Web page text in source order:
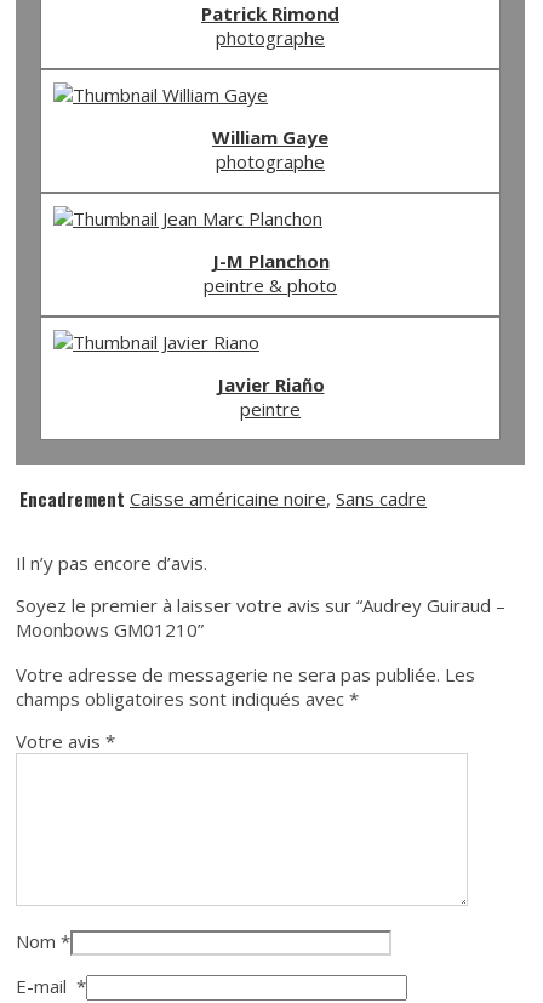
Patrick Rimond
photographe
William Gaye
photographe
J-M Planchon
peintre & photo
Javier Riaño
peintre
Encadrement Caisse américaine noire, Sans cadre
Il n’y pas encore d’avis.
Soyez le premier à laisser votre avis sur “Audrey Guiraud –
Moonbows GM01210”
Votre adresse de messagerie ne sera pas publiée. Les
champs obligatoires sont indiqués avec *
Votre avis *
Nom *
E-mail *